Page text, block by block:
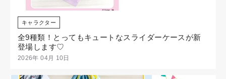
キャラクター
全9種類！とってもキュートなスライダーケースが新
登場します♡
2026年 04月 10日